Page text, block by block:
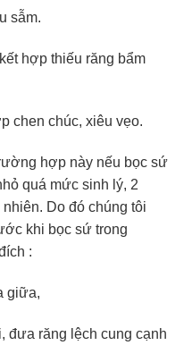
sẫm.
hợp thiếu răng bẩm
chen chúc, xiêu vẹo.
hợp này nếu bọc sứ
quá mức sinh lý, 2
Do đó chúng tôi
khi bọc sứ trong
:
giữa,
đưa răng lệch cung cạnh